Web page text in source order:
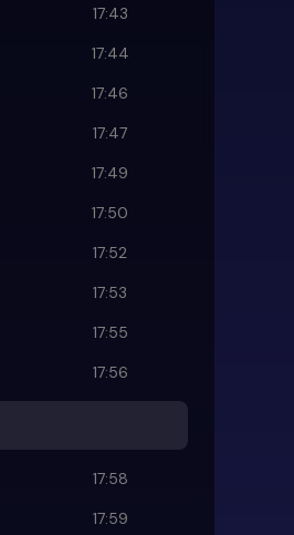
17:43
17:44
17:46
17:47
17:49
17:50
17:52
17:53
17:55
17:56
17:58
17:59